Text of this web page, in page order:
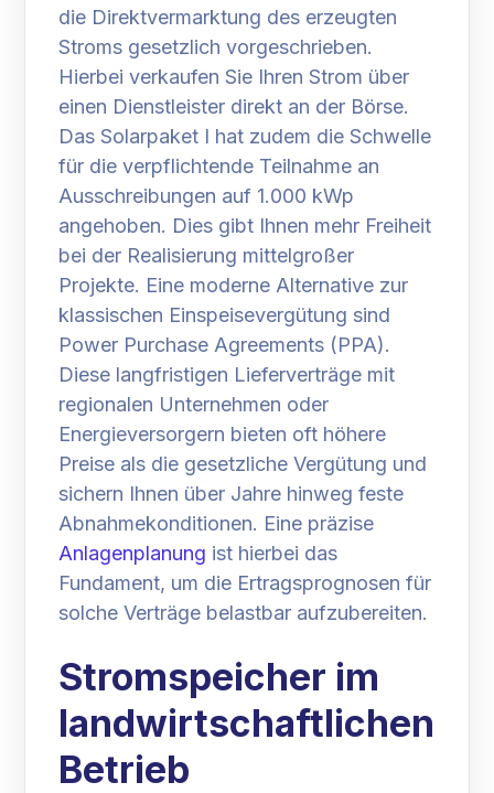
die Direktvermarktung des erzeugten
Stroms gesetzlich vorgeschrieben.
Hierbei verkaufen Sie Ihren Strom über
einen Dienstleister direkt an der Börse.
Das Solarpaket I hat zudem die Schwelle
für die verpflichtende Teilnahme an
Ausschreibungen auf 1.000 kWp
angehoben. Dies gibt Ihnen mehr Freiheit
bei der Realisierung mittelgroßer
Projekte. Eine moderne Alternative zur
klassischen Einspeisevergütung sind
Power Purchase Agreements (PPA).
Diese langfristigen Lieferverträge mit
regionalen Unternehmen oder
Energieversorgern bieten oft höhere
Preise als die gesetzliche Vergütung und
sichern Ihnen über Jahre hinweg feste
Abnahmekonditionen. Eine präzise
Anlagenplanung ist hierbei das
Fundament, um die Ertragsprognosen für
solche Verträge belastbar aufzubereiten.
Stromspeicher im
landwirtschaftlichen
Betrieb